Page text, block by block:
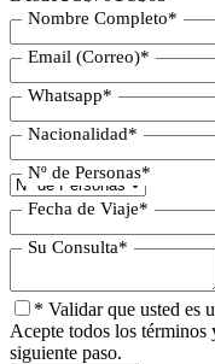
Nombre Completo*
Email (Correo)*
Whatsapp*
Nacionalidad*
Nº de Personas*
Fecha de Viaje*
Su Consulta*
* Validar que usted es
Acepte todos los términos
siguiente paso.